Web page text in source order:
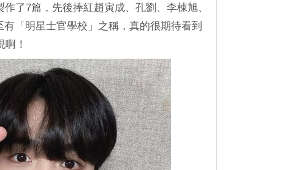
了7篇，先後捧紅趙寅成、孔劉、李棟旭、
「明星士官學校」之稱，真的很期待看到
！